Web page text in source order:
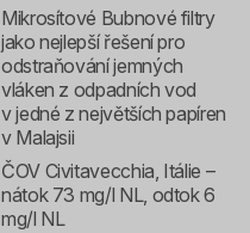
Mikrosítové Bubnové filtry
jako nejlepší řešení pro
odstraňování jemných
vláken z odpadních vod
v jedné z největších papíren
v Malajsii
ČOV Civitavecchia, Itálie –
nátok 73 mg/l NL, odtok 6
mg/l NL